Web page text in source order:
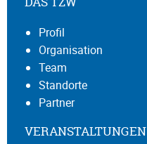
Profil
Organisation
Team
Standorte
Partner
VERANSTALTUNGEN